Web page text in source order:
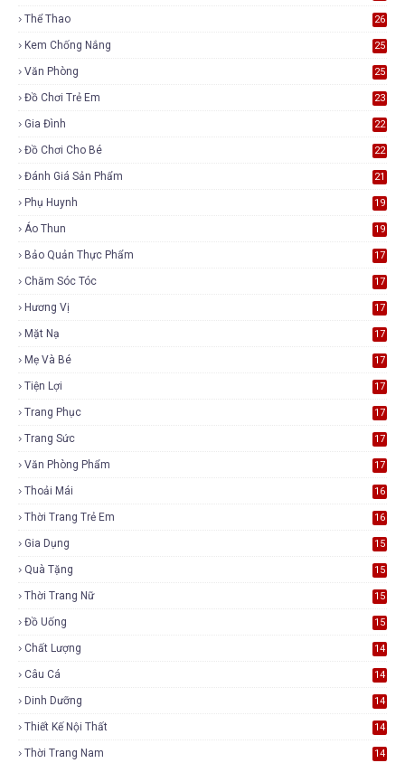
Thể Thao 26
Kem Chống Nắng 25
Văn Phòng 25
Đồ Chơi Trẻ Em 23
Gia Đình 22
Đồ Chơi Cho Bé 22
Đánh Giá Sản Phẩm 21
Phụ Huynh 19
Áo Thun 19
Bảo Quản Thực Phẩm 17
Chăm Sóc Tóc 17
Hương Vị 17
Mặt Nạ 17
Mẹ Và Bé 17
Tiện Lợi 17
Trang Phục 17
Trang Sức 17
Văn Phòng Phẩm 17
Thoải Mái 16
Thời Trang Trẻ Em 16
Gia Dụng 15
Quà Tặng 15
Thời Trang Nữ 15
Đồ Uống 15
Chất Lượng 14
Câu Cá 14
Dinh Dưỡng 14
Thiết Kế Nội Thất 14
Thời Trang Nam 14